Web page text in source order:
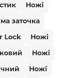
Ножі
заточка
Lock
Ножі
Ножі
Ножі